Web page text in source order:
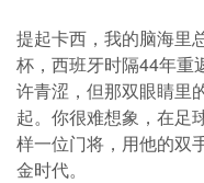
提起卡西，我的脑海里
杯，西班牙时隔44年重
许青涩，但那双眼睛里
起。你很难想象，在足
样一位门将，用他的双
金时代。